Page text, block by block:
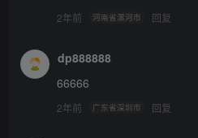
2年前 河南省漯河市 回复
dp888888
66666
2年前 广东省深圳市 回复